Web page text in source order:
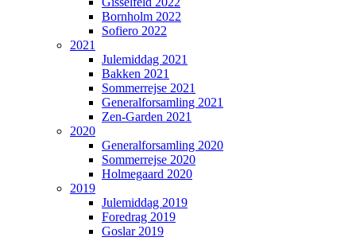
Bornholm 2022
Sofiero 2022
2021
Julemiddag 2021
Bakken 2021
Sommerrejse 2021
Generalforsamling 2021
Zen-Garden 2021
2020
Generalforsamling 2020
Sommerrejse 2020
Holmegaard 2020
2019
Julemiddag 2019
Foredrag 2019
Goslar 2019